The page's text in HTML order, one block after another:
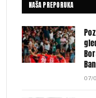
NAŠA PREPORUKA
07/